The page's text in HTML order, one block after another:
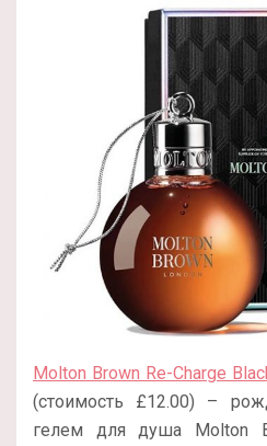
Molton Brown Re-Charge
(стоимость £12.00) –
гелем для душа Molton